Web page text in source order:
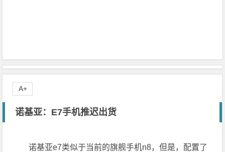
诺基亚：E7手机推迟出货
诺基亚e7类似于当前的旗舰手机n8，但是，配置了
A+